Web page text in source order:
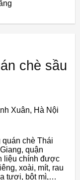
chè sầu
Xuân, Hà Nội
quán chè Thái
quận
liệu chính được
xoài, mít, rau
tươi, bột mì,…